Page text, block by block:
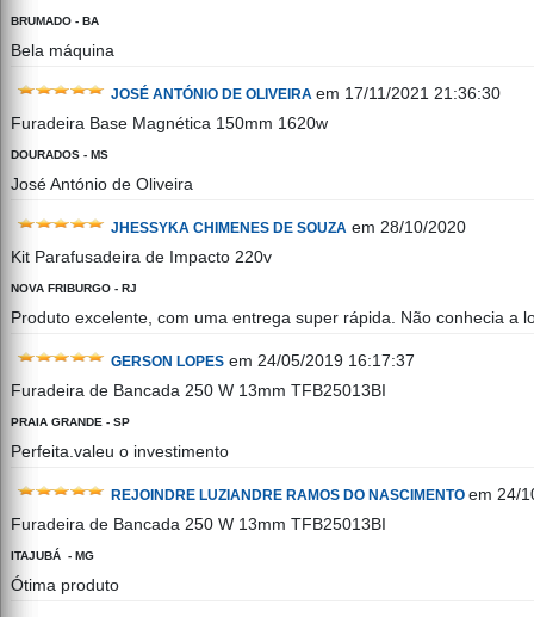
BRUMADO - BA
Bela máquina
JOSÉ ANTÓNIO DE OLIVEIRA em 17/11/2021 21:36:30
Furadeira Base Magnética 150mm 1620w
DOURADOS - MS
José António de Oliveira
JHESSYKA CHIMENES DE SOUZA em 28/10/2020
Kit Parafusadeira de Impacto 220v
NOVA FRIBURGO - RJ
Produto excelente, com uma entrega super rápida. Não conhecia
GERSON LOPES em 24/05/2019 16:17:37
Furadeira de Bancada 250 W 13mm TFB25013BI
PRAIA GRANDE - SP
Perfeita.valeu o investimento
REJOINDRE LUZIANDRE RAMOS DO NASCIMENTO em 24/
Furadeira de Bancada 250 W 13mm TFB25013BI
ITAJUBÁ - MG
Ótima produto